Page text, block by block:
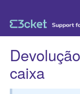
caixa